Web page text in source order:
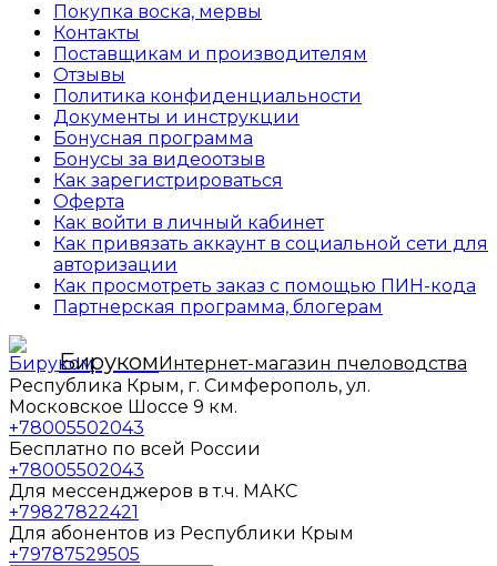
Покупка воска, мервы
Контакты
Поставщикам и производителям
Отзывы
Политика конфиденциальности
Документы и инструкции
Бонусная программа
Бонусы за видеоотзыв
Как зарегистрироваться
Оферта
Как войти в личный кабинет
Как привязать аккаунт в социальной сети для
авторизации
Как просмотреть заказ с помощью ПИН-кода
Партнерская программа, блогерам
БирукомИнтернет-магазин пчеловодства
Республика Крым, г. Симферополь, ул.
Московское Шоссе 9 км.
+78005502043
Бесплатно по всей России
+78005502043
Для мессенджеров в т.ч. МАКС
+79827822421
Для абонентов из Республики Крым
+79787529505